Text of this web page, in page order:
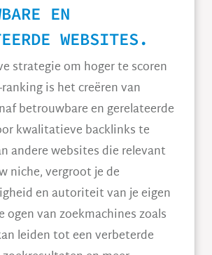
EN
WEBSITES.
strategie om hoger te scoren
is het creëren van
betrouwbare en gerelateerde
kwalitatieve backlinks te
andere websites die relevant
niche, vergroot je de
en autoriteit van je eigen
ogen van zoekmachines zoals
leiden tot een verbeterde